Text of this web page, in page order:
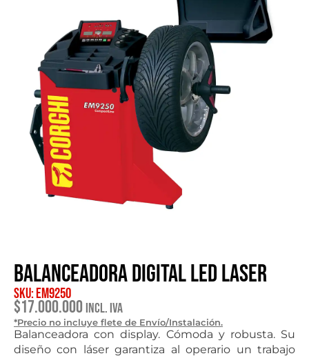
Balanceadora digital LED Laser
SKU: EM9250
$17.000.000 Incl. IVA
*Precio no incluye flete de Envío/Instalación.
Balanceadora con display. Cómoda y robusta. Su
diseño con láser garantiza al operario un trabajo